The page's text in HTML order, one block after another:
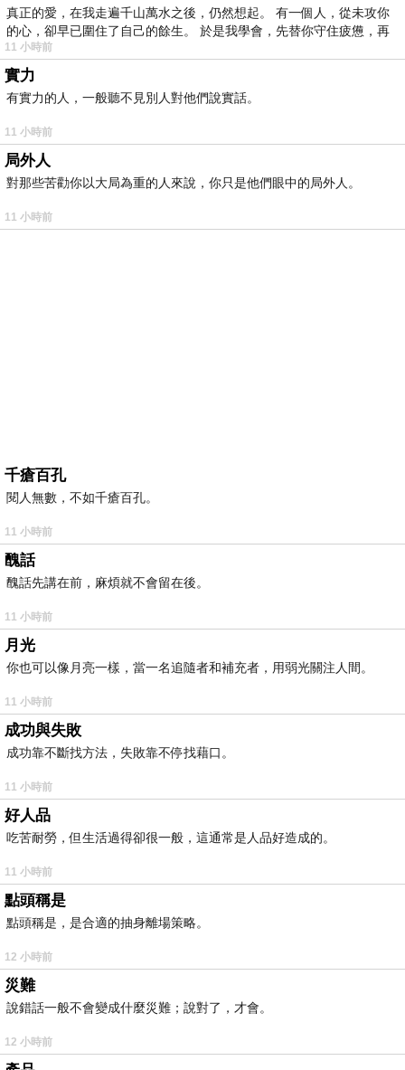
真正的愛，在我走遍千山萬水之後，仍然想起。 有一個人，從未攻你
的心，卻早已圍住了自己的餘生。 於是我學會，先替你守住疲憊，再
11 小時前
實力
有實力的人，一般聽不見別人對他們說實話。
11 小時前
局外人
對那些苦勸你以大局為重的人來說，你只是他們眼中的局外人。
11 小時前
千瘡百孔
閱人無數，不如千瘡百孔。
11 小時前
醜話
醜話先講在前，麻煩就不會留在後。
11 小時前
月光
你也可以像月亮一樣，當一名追隨者和補充者，用弱光關注人間。
11 小時前
成功與失敗
成功靠不斷找方法，失敗靠不停找藉口。
11 小時前
好人品
吃苦耐勞，但生活過得卻很一般，這通常是人品好造成的。
11 小時前
點頭稱是
點頭稱是，是合適的抽身離場策略。
12 小時前
災難
說錯話一般不會變成什麼災難；說對了，才會。
12 小時前